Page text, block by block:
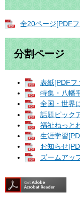
全20ページ[PDF
分割ページ
表紙[PDFフ
特集・八幡
全国・世界
話題ピック
福祉ねっと
生涯学習
お知らせ
ズームアッ